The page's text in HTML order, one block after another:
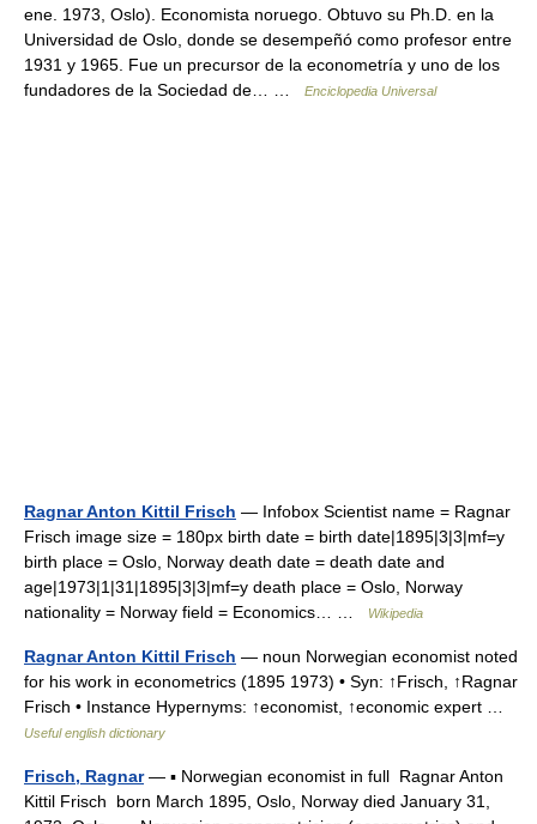
ene. 1973, Oslo). Economista noruego. Obtuvo su Ph.D. en la
Universidad de Oslo, donde se desempeñó como profesor entre
1931 y 1965. Fue un precursor de la econometría y uno de los
fundadores de la Sociedad de… …
Enciclopedia Universal
Ragnar Anton Kittil Frisch — Infobox Scientist name = Ragnar
Frisch image size = 180px birth date = birth date|1895|3|3|mf=y
birth place = Oslo, Norway death date = death date and
age|1973|1|31|1895|3|3|mf=y death place = Oslo, Norway
nationality = Norway field = Economics… …
Wikipedia
Ragnar Anton Kittil Frisch — noun Norwegian economist noted
for his work in econometrics (1895 1973) • Syn: ↑Frisch, ↑Ragnar
Frisch • Instance Hypernyms: ↑economist, ↑economic expert …
Useful english dictionary
Frisch, Ragnar— ▪ Norwegian economist in full Ragnar Anton
Kittil Frisch born March 1895, Oslo, Norway died January 31,